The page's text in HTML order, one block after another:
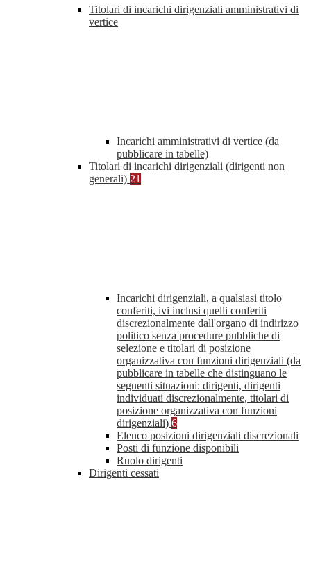
Titolari di incarichi dirigenziali amministrativi di
vertice
Incarichi amministrativi di vertice (da
pubblicare in tabelle)
Titolari di incarichi dirigenziali (dirigenti non
generali) 21
Incarichi dirigenziali, a qualsiasi titolo
conferiti, ivi inclusi quelli conferiti
discrezionalmente dall'organo di indirizzo
politico senza procedure pubbliche di
selezione e titolari di posizione
organizzativa con funzioni dirigenziali (da
pubblicare in tabelle che distinguano le
seguenti situazioni: dirigenti, dirigenti
individuati discrezionalmente, titolari di
posizione organizzativa con funzioni
dirigenziali) 6
Elenco posizioni dirigenziali discrezionali
Posti di funzione disponibili
Ruolo dirigenti
Dirigenti cessati